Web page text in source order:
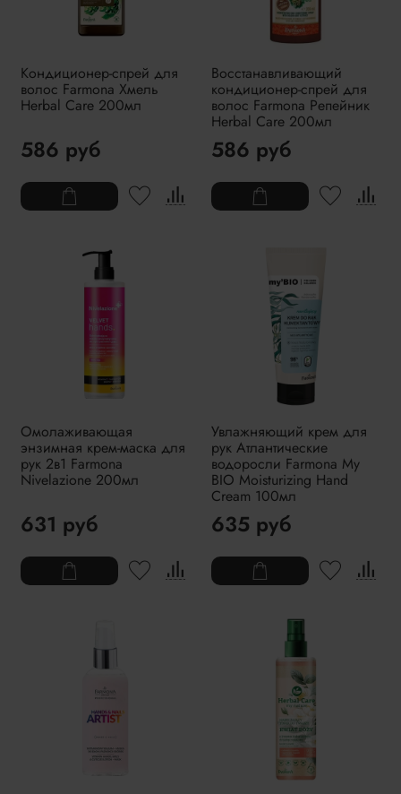
Кондиционер-спрей для
волос Farmona Хмель
Herbal Care 200мл
586 руб
Восстанавливающий
кондиционер-спрей для
волос Farmona Репейник
Herbal Care 200мл
586 руб
Омолаживающая
энзимная крем-маска для
рук 2в1 Farmona
Nivelazione 200мл
631 руб
Увлажняющий крем для
рук Атлантические
водоросли Farmona My
BIO Moisturizing Hand
Cream 100мл
635 руб